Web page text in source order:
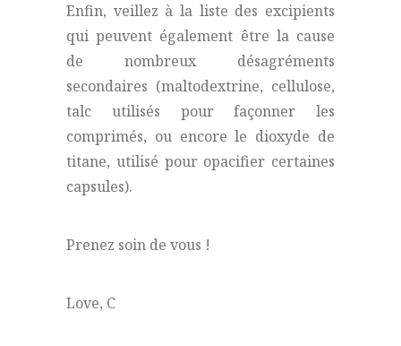
Enfin, veillez à la liste des excipients
qui peuvent également être la cause
de nombreux désagréments
secondaires (maltodextrine, cellulose,
talc utilisés pour façonner les
comprimés, ou encore le dioxyde de
titane, utilisé pour opacifier certaines
capsules).
Prenez soin de vous !
Love, C